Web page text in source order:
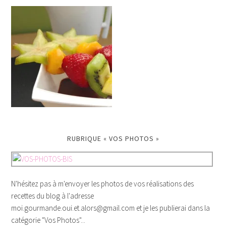
RUBRIQUE « VOS PHOTOS »
N'hésitez pas à m'envoyer les photos de vos réalisations des
recettes du blog à l'adresse
moi.gourmande.oui.et.alors@gmail.com et je les publierai dans la
catégorie "Vos Photos"...